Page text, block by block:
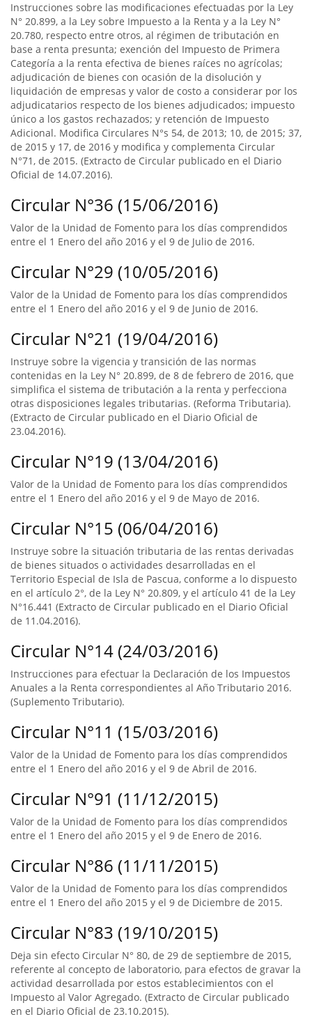
Instrucciones sobre las modificaciones efectuadas por la Ley
N° 20.899, a la Ley sobre Impuesto a la Renta y a la Ley N°
20.780, respecto entre otros, al régimen de tributación en
base a renta presunta; exención del Impuesto de Primera
Categoría a la renta efectiva de bienes raíces no agrícolas;
adjudicación de bienes con ocasión de la disolución y
liquidación de empresas y valor de costo a considerar por los
adjudicatarios respecto de los bienes adjudicados; impuesto
único a los gastos rechazados; y retención de Impuesto
Adicional. Modifica Circulares N°s 54, de 2013; 10, de 2015; 37,
de 2015 y 17, de 2016 y modifica y complementa Circular
N°71, de 2015. (Extracto de Circular publicado en el Diario
Oficial de 14.07.2016).
Circular N°36 (15/06/2016)
Valor de la Unidad de Fomento para los días comprendidos
entre el 1 Enero del año 2016 y el 9 de Julio de 2016.
Circular N°29 (10/05/2016)
Valor de la Unidad de Fomento para los días comprendidos
entre el 1 Enero del año 2016 y el 9 de Junio de 2016.
Circular N°21 (19/04/2016)
Instruye sobre la vigencia y transición de las normas
contenidas en la Ley N° 20.899, de 8 de febrero de 2016, que
simplifica el sistema de tributación a la renta y perfecciona
otras disposiciones legales tributarias. (Reforma Tributaria).
(Extracto de Circular publicado en el Diario Oficial de
23.04.2016).
Circular N°19 (13/04/2016)
Valor de la Unidad de Fomento para los días comprendidos
entre el 1 Enero del año 2016 y el 9 de Mayo de 2016.
Circular N°15 (06/04/2016)
Instruye sobre la situación tributaria de las rentas derivadas
de bienes situados o actividades desarrolladas en el
Territorio Especial de Isla de Pascua, conforme a lo dispuesto
en el artículo 2°, de la Ley N° 20.809, y el artículo 41 de la Ley
N°16.441 (Extracto de Circular publicado en el Diario Oficial
de 11.04.2016).
Circular N°14 (24/03/2016)
Instrucciones para efectuar la Declaración de los Impuestos
Anuales a la Renta correspondientes al Año Tributario 2016.
(Suplemento Tributario).
Circular N°11 (15/03/2016)
Valor de la Unidad de Fomento para los días comprendidos
entre el 1 Enero del año 2016 y el 9 de Abril de 2016.
Circular N°91 (11/12/2015)
Valor de la Unidad de Fomento para los días comprendidos
entre el 1 Enero del año 2015 y el 9 de Enero de 2016.
Circular N°86 (11/11/2015)
Valor de la Unidad de Fomento para los días comprendidos
entre el 1 Enero del año 2015 y el 9 de Diciembre de 2015.
Circular N°83 (19/10/2015)
Deja sin efecto Circular N° 80, de 29 de septiembre de 2015,
referente al concepto de laboratorio, para efectos de gravar la
actividad desarrollada por estos establecimientos con el
Impuesto al Valor Agregado. (Extracto de Circular publicado
en el Diario Oficial de 23.10.2015).